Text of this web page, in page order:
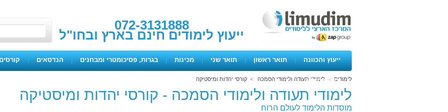
072-3131888
ייעוץ לימודים חינם בארץ ובחו"ל
ייעוץ והכוונה | תואר ראשון | תואר שני | מכינות | בגרות, פסיכומטרי ומבחנים | הנדסאים |
ימים פתוחיםלימודים > לימודי תעודה ולימודי הסמכה > קורסי יהדות ומיסטיקה
לימודי תעודה ולימודי הסמכה - קורסי יהדות ומיסטיקה
מוסדות הלימוד לעולם הרוח